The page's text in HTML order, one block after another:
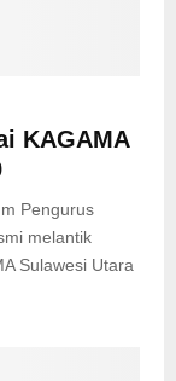
KAGAMA
Pengurus
melantik
Sulawesi Utara